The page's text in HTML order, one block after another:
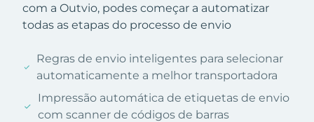
com a Outvio, podes começar a automatizar
todas as etapas do processo de envio
Regras de envio inteligentes para selecionar
automaticamente a melhor transportadora
Impressão automática de etiquetas de envio
com scanner de códigos de barras